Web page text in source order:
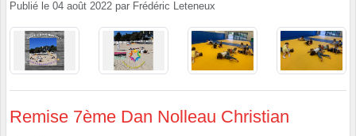
Publié le 04 août 2022 par Frédéric Leteneux
Remise 7ème Dan Nolleau Christian